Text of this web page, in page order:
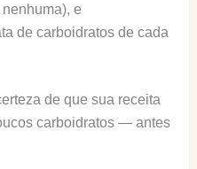
e
de carboidratos de cada
de que sua receita
carboidratos — antes